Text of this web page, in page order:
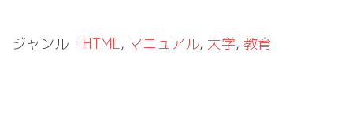
ジャンル： HTML, マニュアル, 大学, 教育